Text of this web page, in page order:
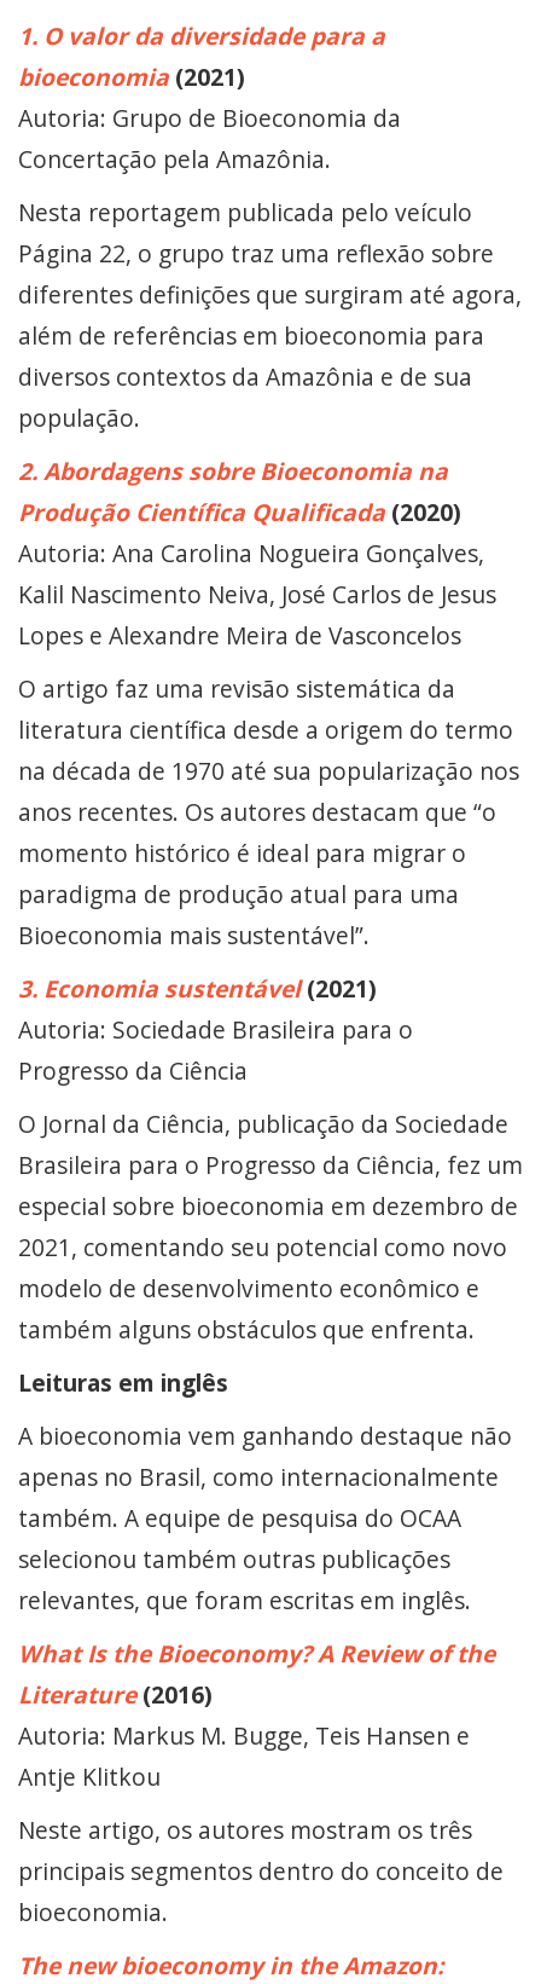
1. O valor da diversidade para a
bioeconomia (2021)
Autoria: Grupo de Bioeconomia da
Concertação pela Amazônia.
Nesta reportagem publicada pelo veículo
Página 22, o grupo traz uma reflexão sobre
diferentes definições que surgiram até agora,
além de referências em bioeconomia para
diversos contextos da Amazônia e de sua
população.
2. Abordagens sobre Bioeconomia na
Produção Científica Qualificada (2020)
Autoria: Ana Carolina Nogueira Gonçalves,
Kalil Nascimento Neiva, José Carlos de Jesus
Lopes e Alexandre Meira de Vasconcelos
O artigo faz uma revisão sistemática da
literatura científica desde a origem do termo
na década de 1970 até sua popularização nos
anos recentes. Os autores destacam que “o
momento histórico é ideal para migrar o
paradigma de produção atual para uma
Bioeconomia mais sustentável”.
3. Economia sustentável(2021)
Autoria: Sociedade Brasileira para o
Progresso da Ciência
O Jornal da Ciência, publicação da Sociedade
Brasileira para o Progresso da Ciência, fez um
especial sobre bioeconomia em dezembro de
2021, comentando seu potencial como novo
modelo de desenvolvimento econômico e
também alguns obstáculos que enfrenta.
Leituras em inglês
A bioeconomia vem ganhando destaque não
apenas no Brasil, como internacionalmente
também. A equipe de pesquisa do OCAA
selecionou também outras publicações
relevantes, que foram escritas em inglês.
What Is the Bioeconomy? A Review of the
Literature(2016)
Autoria: Markus M. Bugge, Teis Hansen e
Antje Klitkou
Neste artigo, os autores mostram os três
principais segmentos dentro do conceito de
bioeconomia.
The new bioeconomy in the Amazon: